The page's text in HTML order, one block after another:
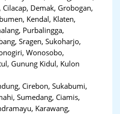
Demak, Grobogan,
Kendal, Klaten,
Purbalingga,
Sragen, Sukoharjo,
Wonosobo,
Gunung Kidul, Kulon
Cirebon, Sukabumi,
Sumedang, Ciamis,
Karawang,